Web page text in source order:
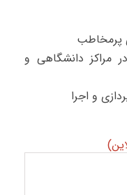
پرمخاطب
مراکز دانشگاهی و
و اجرا